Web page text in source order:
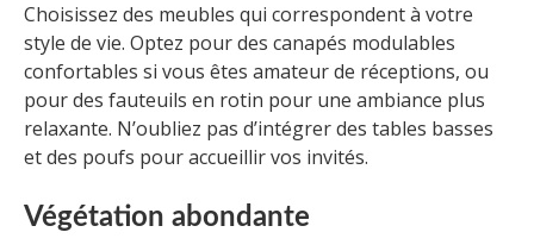
Choisissez des meubles qui correspondent à votre
style de vie. Optez pour des canapés modulables
confortables si vous êtes amateur de réceptions, ou
pour des fauteuils en rotin pour une ambiance plus
relaxante. N’oubliez pas d’intégrer des tables basses
et des poufs pour accueillir vos invités.
Végétation abondante